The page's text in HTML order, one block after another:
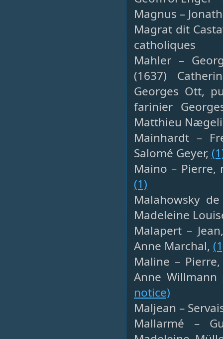
Magnus –
Magrat dit
catholiques
Mahler –
(1637)
Georges Ott,
farinier
Matthieu
Mainhardt –
Salomé Geyer,
Maino – Pierre,
(1)
Malahowsky
Madeleine
Malapert –
Anne Marchal,
Maline –
Anne Willmann
notice)
Maljean –
Mallarmé –